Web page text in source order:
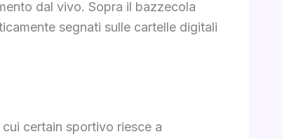
dal vivo. Sopra il bazzecola
segnati sulle cartelle digitali
certain sportivo riesce a